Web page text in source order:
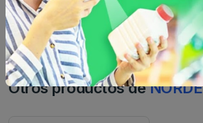
Otros productos de